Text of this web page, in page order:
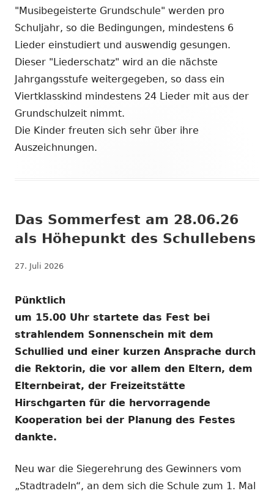
"Musibegeisterte Grundschule" werden pro
Schuljahr, so die Bedingungen, mindestens 6
Lieder einstudiert und auswendig gesungen.
Dieser "Liederschatz" wird an die nächste
Jahrgangsstufe weitergegeben, so dass ein
Viertklasskind mindestens 24 Lieder mit aus der
Grundschulzeit nimmt.
Die Kinder freuten sich sehr über ihre
Auszeichnungen.
Das Sommerfest am 28.06.26
als Höhepunkt des Schullebens
Veröffentlicht
27. Juli 2026
Pünktlich
um 15.00 Uhr startete das Fest bei
strahlendem Sonnenschein mit dem
Schullied und einer kurzen Ansprache durch
die Rektorin, die vor allem den Eltern, dem
Elternbeirat, der Freizeitstätte
Hirschgarten für die hervorragende
Kooperation bei der Planung des Festes
dankte.
Neu war die Siegerehrung des Gewinners vom
„Stadtradeln“, an dem sich die Schule zum 1. Mal